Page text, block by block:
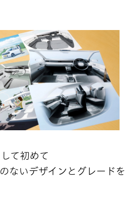
て初めて
ないデザインとグレードを